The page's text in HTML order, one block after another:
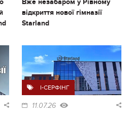
відкриття нової гімназії
Starland
I-СЕРФІНГ
11.07.26